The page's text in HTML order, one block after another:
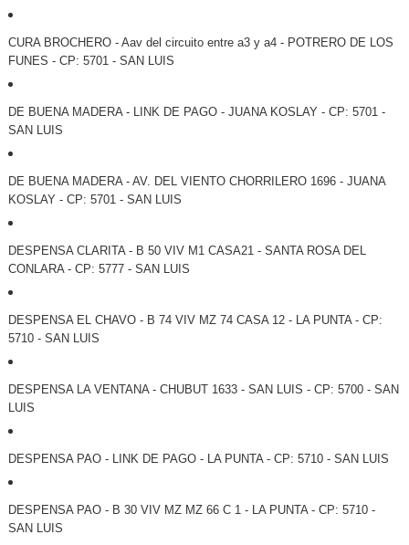
CURA BROCHERO - Aav del circuito entre a3 y a4 - POTRERO DE LOS
FUNES - CP: 5701 - SAN LUIS
DE BUENA MADERA - LINK DE PAGO - JUANA KOSLAY - CP: 5701 -
SAN LUIS
DE BUENA MADERA - AV. DEL VIENTO CHORRILERO 1696 - JUANA
KOSLAY - CP: 5701 - SAN LUIS
DESPENSA CLARITA - B 50 VIV M1 CASA21 - SANTA ROSA DEL
CONLARA - CP: 5777 - SAN LUIS
DESPENSA EL CHAVO - B 74 VIV MZ 74 CASA 12 - LA PUNTA - CP:
5710 - SAN LUIS
DESPENSA LA VENTANA - CHUBUT 1633 - SAN LUIS - CP: 5700 - SAN
LUIS
DESPENSA PAO - LINK DE PAGO - LA PUNTA - CP: 5710 - SAN LUIS
DESPENSA PAO - B 30 VIV MZ MZ 66 C 1 - LA PUNTA - CP: 5710 -
SAN LUIS